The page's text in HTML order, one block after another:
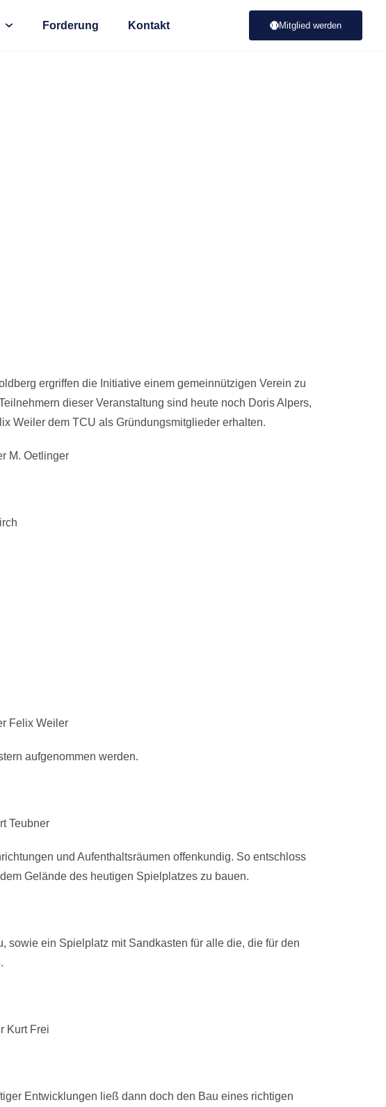
Forderung Kontakt Mitglied werden
ergriffen die Initiative einem gemeinnützigen Verein zu
dieser Veranstaltung sind heute noch Doris Alpers,
Weiler dem TCU als Gründungsmitglieder erhalten.
M. Oetlinger
Felix Weiler
aufgenommen werden.
Teubner
und Aufenthaltsräumen offenkundig. So entschloss
Gelände des heutigen Spielplatzes zu bauen.
ein Spielplatz mit Sandkasten für alle die, die für den
Kurt Frei
Entwicklungen ließ dann doch den Bau eines richtigen